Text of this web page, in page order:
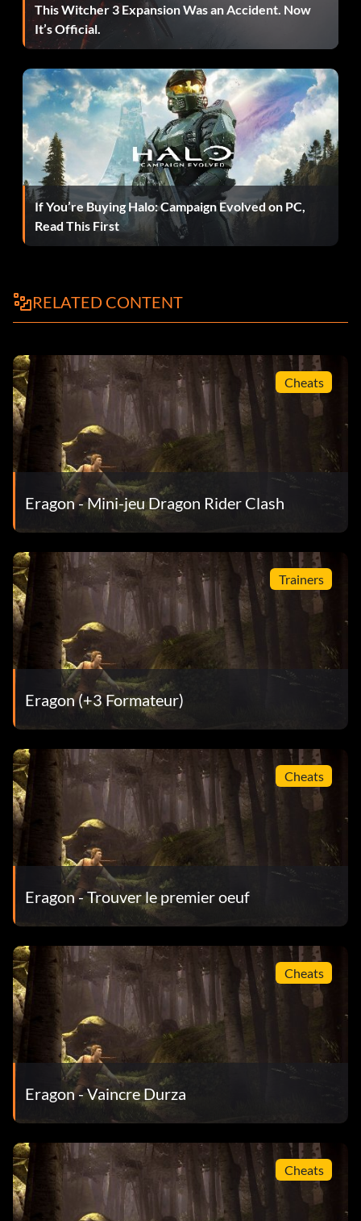
This Witcher 3 Expansion Was an Accident. Now
It’s Official.
If You’re Buying Halo: Campaign Evolved on PC,
Read This First
RELATED CONTENT
Cheats
Eragon - Mini-jeu Dragon Rider Clash
Trainers
Eragon (+3 Formateur)
Cheats
Eragon - Trouver le premier oeuf
Cheats
Eragon - Vaincre Durza
Cheats